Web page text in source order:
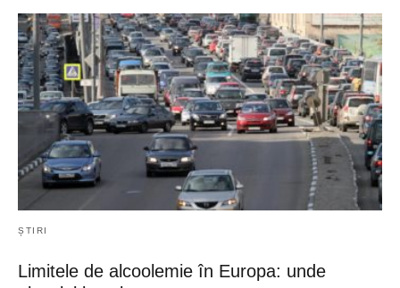
ȘTIRI
Limitele de alcoolemie în Europa: unde